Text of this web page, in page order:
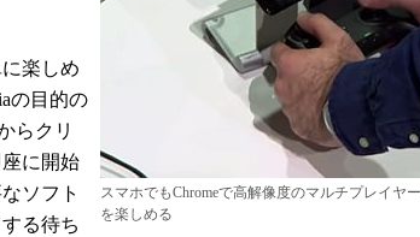
スマホでもChromeで高解像度のマルチプレイヤ
を楽しめる
楽しめ
の目的の
らクリ
に開始
ソフト
る待ち